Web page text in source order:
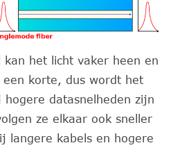
het licht vaker heen en
korte, dus wordt het
datasnelheden zijn
ze elkaar ook sneller
langere kabels en hogere